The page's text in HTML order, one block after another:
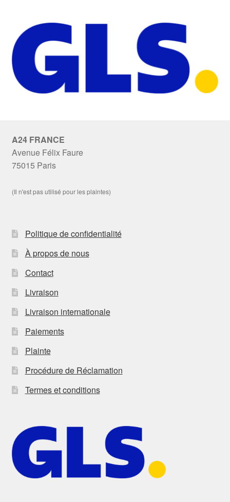
A24 FRANCE
Avenue Félix Faure
75015 Paris
(Il n'est pas utilisé pour les plaintes)
Politique de confidentialité
À propos de nous
Contact
Livraison
Livraison internationale
Paiements
Plainte
Procédure de Réclamation
Termes et conditions